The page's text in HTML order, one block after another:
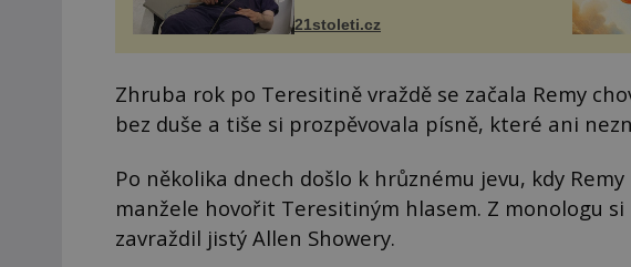
vyžaduje vysoce invazivní
vhodný k dostatečně přesnému
21stoleti.cz
Zhruba rok po Teresitině vraždě se začala Remy
bez duše a tiše si prozpěvovala písně, které ani
Po několika dnech došlo k hrůznému jevu, kdy
manžele hovořit Teresitiným hlasem. Z monologu
zavraždil jistý Allen Showery.